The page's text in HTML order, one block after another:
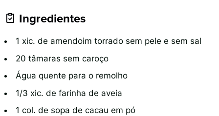
Ingredientes
1 xic. de amendoim torrado sem pele e sem sal
20 tâmaras sem caroço
Água quente para o remolho
1/3 xic. de farinha de aveia
1 col. de sopa de cacau em pó